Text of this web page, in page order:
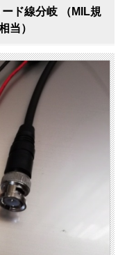
ド線分岐 （MIL規
当）